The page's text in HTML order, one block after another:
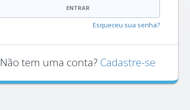
ENTRAR
Esqueceu sua senha?
Não tem uma conta? Cadastre-se